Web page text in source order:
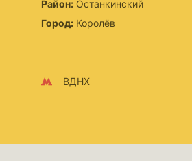
Район: Останкинский
Город: Королёв
ВДНХ